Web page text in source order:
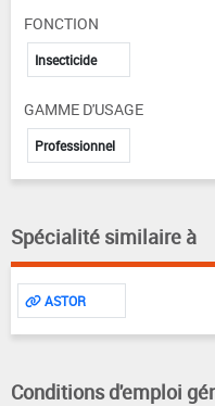
FONCTION
Insecticide
GAMME D'USAGE
Professionnel
Spécialité similaire à
ASTOR
Conditions d'emploi